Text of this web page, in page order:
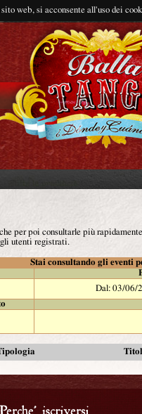
web, si acconsente all'uso dei
per poi consultarle più
utenti registrati.
Stai consultando gli eventi
Dal: 03/06/